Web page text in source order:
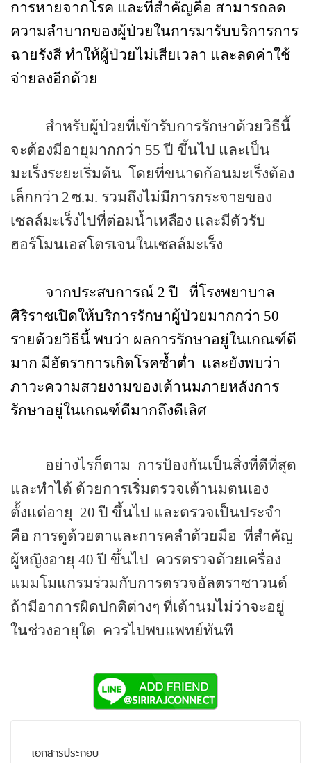
การหายจากโรค และที่สำคัญคือ สามารถลด
ความลำบากของผู้ป่วยในการมารับบริการการ
ฉายรังสี ทำให้ผู้ป่วยไม่เสียเวลา และลดค่าใช้
จ่ายลงอีกด้วย
สำหรับผู้ป่วยที่เข้ารับการรักษาด้วยวิธีนี้
จะต้องมีอายุมากกว่า 55 ปี ขึ้นไป และเป็น
มะเร็งระยะเริ่มต้น โดยที่ขนาดก้อนมะเร็งต้อง
เล็กกว่า 2ซ.ม. รวมถึงไม่มีการกระจายของ
เซลล์มะเร็งไปที่ต่อมน้ำเหลือง และมีตัวรับ
ฮอร์โมนเอสโตรเจนในเซลล์มะเร็ง
จากประสบการณ์ 2 ปี
ที่โรงพยาบาล
ศิริราชเปิดให้บริการรักษาผู้ป่วยมากกว่า 50
รายด้วยวิธีนี้ พบว่า ผลการรักษาอยู่ในเกณฑ์ดี
มาก มีอัตราการเกิดโรคซ้ำต่ำ และยังพบว่า
ภาวะความสวยงามของเต้านมภายหลังการ
รักษาอยู่ในเกณฑ์ดีมากถึงดีเลิศ
อย่างไรก็ตาม การป้องกันเป็นสิ่งที่ดีที่สุด
และทำได้ ด้วยการเริ่มตรวจเต้านมตนเอง
ตั้งแต่อายุ 20 ปี ขึ้นไป และตรวจเป็นประจำ
คือ การดูด้วยตาและการคลำด้วยมือ ที่สำคัญ
ผู้หญิงอายุ 40 ปี ขึ้นไป ควรตรวจด้วยเครื่อง
แมมโมแกรมร่วมกับการตรวจอัลตราซาวนด์
ถ้ามีอาการผิดปกติต่างๆ ที่เต้านมไม่ว่าจะอยู่
ในช่วงอายุใด ควรไปพบแพทย์ทันที
เอกสารประกอบ